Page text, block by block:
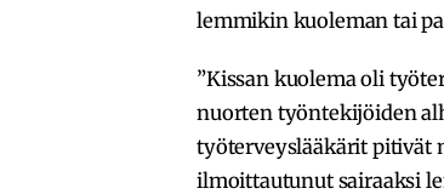
lemmikin kuoleman tai
”Kissan kuolema oli
nuorten työntekijöiden
työterveyslääkärit pitivät
ilmoittautunut sairaaksi